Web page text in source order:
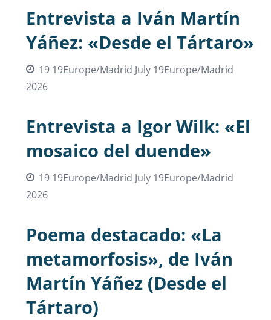
Entrevista a Iván Martín
Yáñez: «Desde el Tártaro»
19 19Europe/Madrid July 19Europe/Madrid
2026
Entrevista a Igor Wilk: «El
mosaico del duende»
19 19Europe/Madrid July 19Europe/Madrid
2026
Poema destacado: «La
metamorfosis», de Iván
Martín Yáñez (Desde el
Tártaro)